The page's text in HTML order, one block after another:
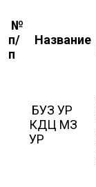
№
п/
п
Название
БУЗ УР
КДЦ МЗ
УР